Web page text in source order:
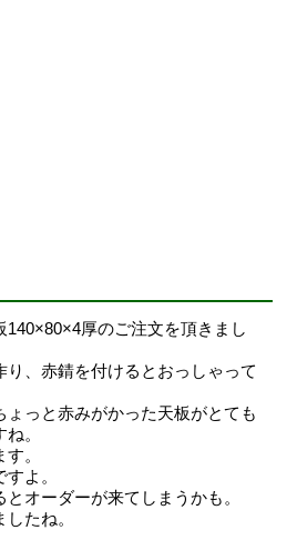
厚のご注文を頂きまし
り、赤錆を付けるとおっしゃって
っと赤みがかった天板がとても
。
。
よ。
オーダーが来てしまうかも。
たね。